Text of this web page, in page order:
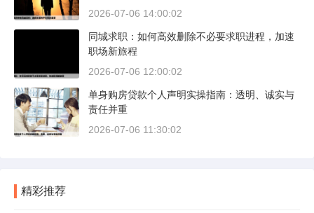
2026-07-06 14:00:02
同城求职：如何高效删除不必要求职进程，加速
职场新旅程
2026-07-06 12:00:02
单身购房贷款个人声明实操指南：透明、诚实与
责任并重
2026-07-06 11:30:02
精彩推荐